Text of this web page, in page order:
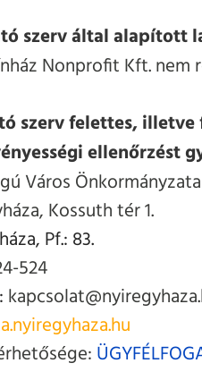
szerv által alapított
Nonprofit Kft.
szerv felettes,
ellenőrzést
Város Önkormányzata
Kossuth tér 1.
Pf.: 83.
524